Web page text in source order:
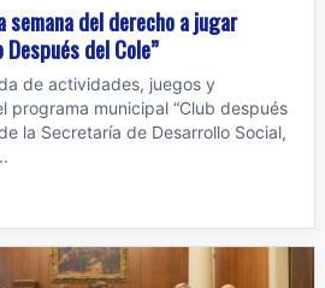
semana del derecho a jugar
del Cole”
de actividades, juegos y
programa municipal “Club después
la Secretaría de Desarrollo Social,